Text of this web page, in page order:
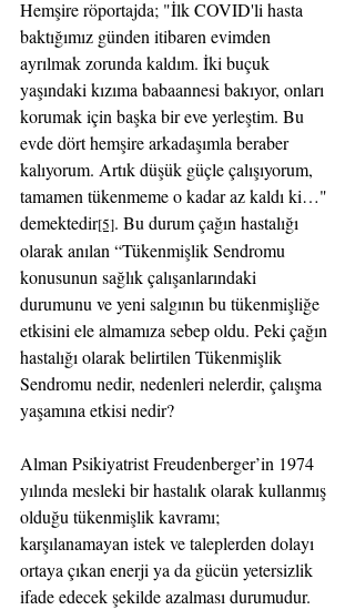
Hemşire röportajda; "İlk COVID'li hasta
baktığımız günden itibaren evimden
ayrılmak zorunda kaldım. İki buçuk
yaşındaki kızıma babaannesi bakıyor, onları
korumak için başka bir eve yerleştim. Bu
evde dört hemşire arkadaşımla beraber
kalıyorum. Artık düşük güçle çalışıyorum,
tamamen tükenmeme o kadar az kaldı ki…"
demektedir[5]. Bu durum çağın hastalığı
olarak anılan “Tükenmişlik Sendromu
konusunun sağlık çalışanlarındaki
durumunu ve yeni salgının bu tükenmişliğe
etkisini ele almamıza sebep oldu. Peki çağın
hastalığı olarak belirtilen Tükenmişlik
Sendromu nedir, nedenleri nelerdir, çalışma
yaşamına etkisi nedir?
Alman Psikiyatrist Freudenberger’in 1974
yılında mesleki bir hastalık olarak kullanmış
olduğu tükenmişlik kavramı;
karşılanamayan istek ve taleplerden dolayı
ortaya çıkan enerji ya da gücün yetersizlik
ifade edecek şekilde azalması durumudur.